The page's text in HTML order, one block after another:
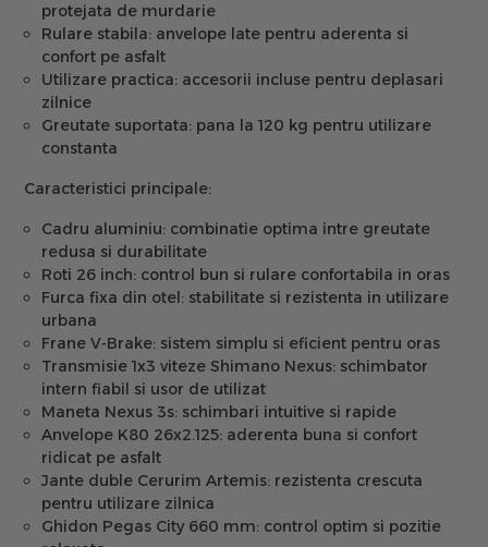
protejata de murdarie
Rulare stabila: anvelope late pentru aderenta si
confort pe asfalt
Utilizare practica: accesorii incluse pentru deplasari
zilnice
Greutate suportata: pana la 120 kg pentru utilizare
constanta
Caracteristici principale:
Cadru aluminiu: combinatie optima intre greutate
redusa si durabilitate
Roti 26 inch: control bun si rulare confortabila in oras
Furca fixa din otel: stabilitate si rezistenta in utilizare
urbana
Frane V-Brake: sistem simplu si eficient pentru oras
Transmisie 1x3 viteze Shimano Nexus: schimbator
intern fiabil si usor de utilizat
Maneta Nexus 3s: schimbari intuitive si rapide
Anvelope K80 26x2.125: aderenta buna si confort
ridicat pe asfalt
Jante duble Cerurim Artemis: rezistenta crescuta
pentru utilizare zilnica
Ghidon Pegas City 660 mm: control optim si pozitie